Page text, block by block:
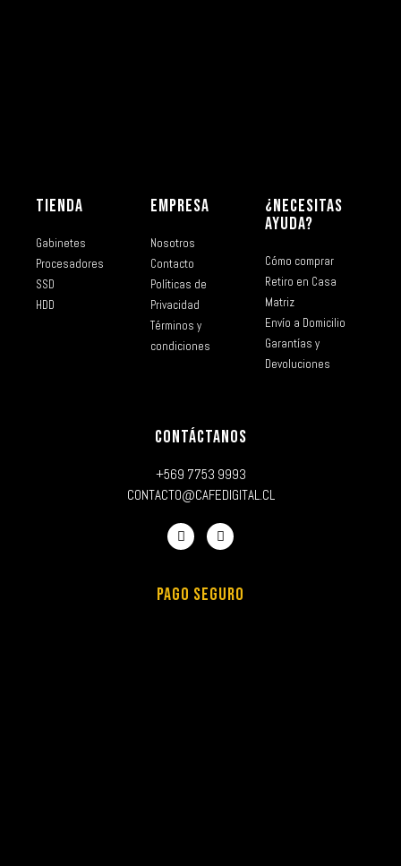
TIENDA
Gabinetes
Procesadores
SSD
HDD
EMPRESA
Nosotros
Contacto
Políticas de
Privacidad
Términos y
condiciones
¿NECESITAS
AYUDA?
Cómo comprar
Retiro en Casa
Matriz
Envío a Domicilio
Garantías y
Devoluciones
CONTÁCTANOS
+569 7753 9993
CONTACTO@CAFEDIGITAL.CL
PAGO SEGURO